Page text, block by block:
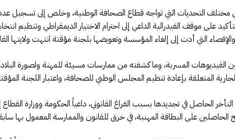
التحديات التي تواجه قطاع الصحافة الوطنية، وخلص إلى تسجيل
على موقف الفيدرالية الداعي إلى احترام الاختيار الديمقراطي وتنظيم
التي أدت إلى إلغاء المؤسسة وتعويضها بلجنة مؤقتة انتهت ولايتها
المسربة، وما كشفته من ممارسات مسيئة للمهنة ولصورة البلاد،
المتعلقة بإعادة تنظيم المجلس الوطني للصحافة، واعتبار اللجنة
الحاصل في تجديدها بسبب الفراغ القانوني، داعياً الحكومة ووزارة
على البطاقة المهنية، في خرق للقانون والممارسة المعمول بها